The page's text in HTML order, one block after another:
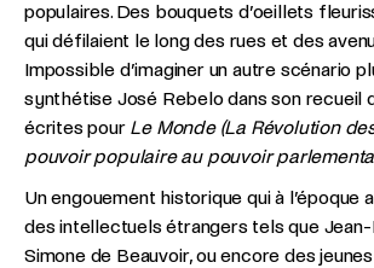
populaires. Des bouquets d’oeillets
qui défilaient le long des rues et des
Impossible d’imaginer un autre scénario
synthétise José Rebelo dans son recueil
écrites pour Le Monde (La Révolution
pouvoir populaire au pouvoir
Un engouement historique qui à l’époque
des intellectuels étrangers tels que
Simone de Beauvoir, ou encore des